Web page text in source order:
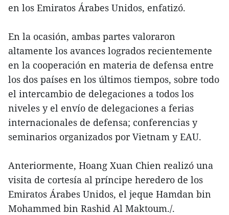
en los Emiratos Árabes Unidos, enfatizó.
En la ocasión, ambas partes valoraron
altamente los avances logrados recientemente
en la cooperación en materia de defensa entre
los dos países en los últimos tiempos, sobre todo
el intercambio de delegaciones a todos los
niveles y el envío de delegaciones a ferias
internacionales de defensa; conferencias y
seminarios organizados por Vietnam y EAU.
Anteriormente, Hoang Xuan Chien realizó una
visita de cortesía al príncipe heredero de los
Emiratos Árabes Unidos, el jeque Hamdan bin
Mohammed bin Rashid Al Maktoum./.